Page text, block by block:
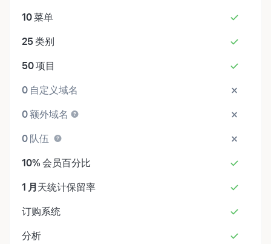
10菜单
25类别
50项目
0 自定义域名
0额外域名
0 队伍
10% 会员百分比
1 月 天统计保留率
订购系统
分析